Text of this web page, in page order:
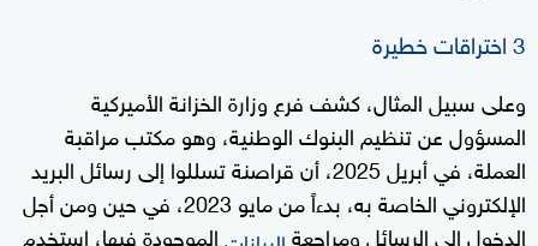
3 اختراقات خطيرة
وعلى سبيل المثال، كشف فرع وزارة الخزانة الأميركية
المسؤول عن تنظيم البنوك الوطنية، وهو مكتب مراقبة
العملة، في أبريل 2025، أن قراصنة تسللوا إلى رسائل البريد
الإلكتروني الخاصة به، بدءاً من مايو 2023، في حين ومن أجل
الدخول إلى الرسائل ومراجعة
الموجودة فيها، استخدم